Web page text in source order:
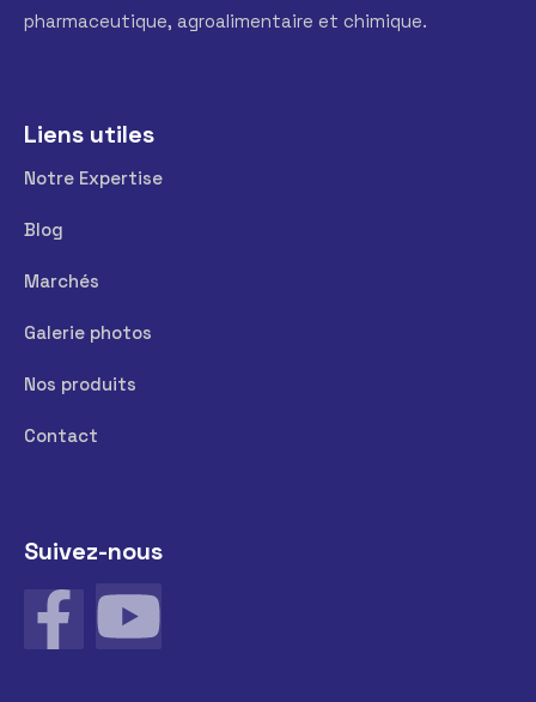
pharmaceutique, agroalimentaire et chimique.
Liens utiles
Notre Expertise
Blog
Marchés
Galerie photos
Nos produits
Contact
Suivez-nous